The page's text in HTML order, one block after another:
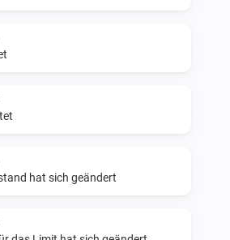
hat sich geändert